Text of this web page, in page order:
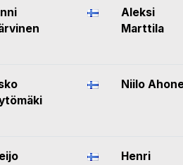
Aleksi
Marttila
Niilo
Henri